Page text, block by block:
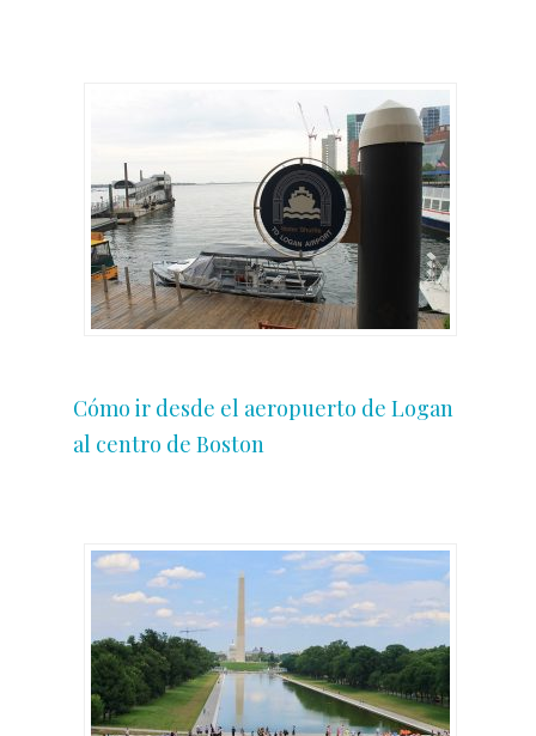
Cómo ir desde el aeropuerto de Logan
al centro de Boston